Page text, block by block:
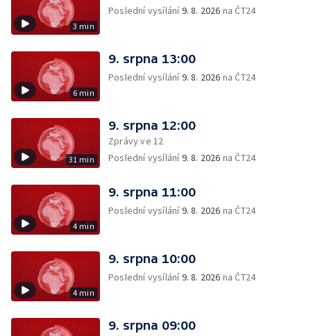
3 min
Poslední vysílání9. 8. 2026 na ČT24
6 min
9. srpna 13:00
Poslední vysílání9. 8. 2026 na ČT24
31 min
9. srpna 12:00
Zprávy ve 12
Poslední vysílání9. 8. 2026 na ČT24
4 min
9. srpna 11:00
Poslední vysílání9. 8. 2026 na ČT24
4 min
9. srpna 10:00
Poslední vysílání9. 8. 2026 na ČT24
9. srpna 09:00